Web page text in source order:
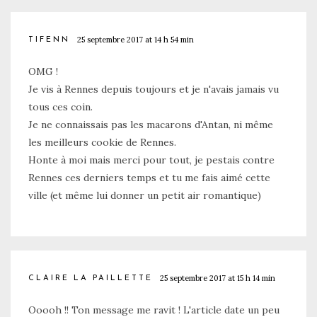
TIFENN 25 septembre 2017 at 14 h 54 min
OMG !
Je vis à Rennes depuis toujours et je n'avais jamais vu
tous ces coin.
Je ne connaissais pas les macarons d'Antan, ni même
les meilleurs cookie de Rennes.
Honte à moi mais merci pour tout, je pestais contre
Rennes ces derniers temps et tu me fais aimé cette
ville (et même lui donner un petit air romantique)
CLAIRE LA PAILLETTE 25 septembre 2017 at 15 h 14 min
Ooooh !! Ton message me ravit ! L'article date un peu